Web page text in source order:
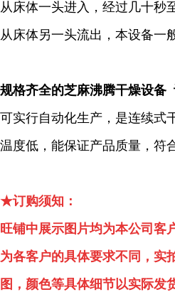
从床体一头进入，经过几十秒
从床体另一头流出，本设备一
规格齐全的芝麻沸腾干燥设备
可实行自动化生产，是连续式
温度低，能保证产品质量，符
★订购须知：
旺铺中展示图片均为本公司客
为各客户的具体要求不同，实
图，颜色等具体细节以实际发